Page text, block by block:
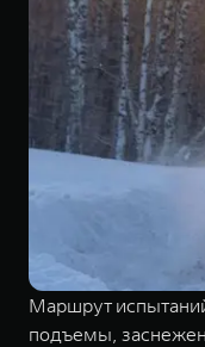
Маршрут
подъемы,